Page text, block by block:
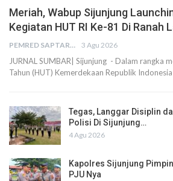
Meriah, Wabup Sijunjung
Kegiatan HUT RI Ke-81 Di Ranah
PEMRED SAPTARIUS 3 Agu 2026
JURNAL SUMBAR| Sijunjung - Dalam rangka
Tahun (HUT) Kemerdekaan Republik
Tegas, Langgar Disiplin
Polisi Di Sijunjung…
4 Agu 2026
Kapolres Sijunjung
PJU Nya